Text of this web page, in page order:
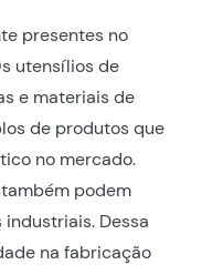
presentes no
utensílios de
e materiais de
de produtos que
no mercado.
podem
Dessa
na fabricação